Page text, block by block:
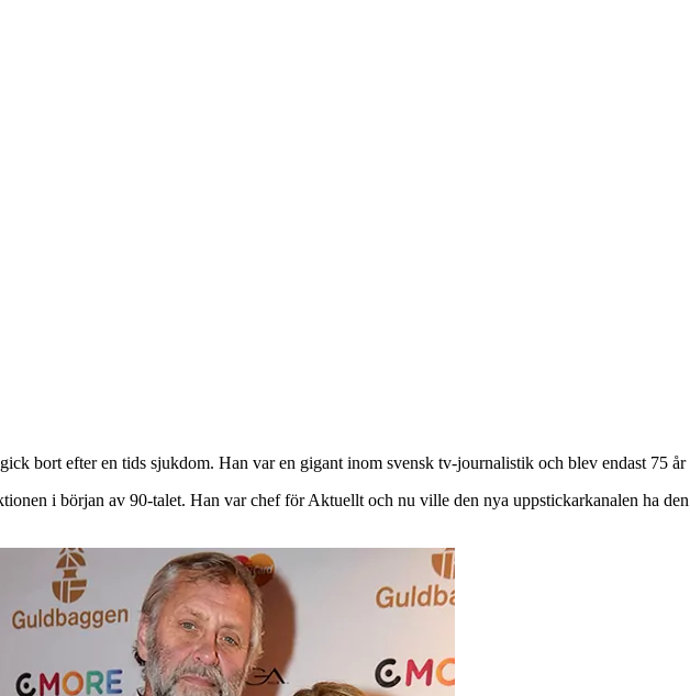
bort efter en tids sjukdom. Han var en gigant inom svensk tv-journalistik och blev endast 75 år
i början av 90-talet. Han var chef för Aktuellt och nu ville den nya uppstickarkanalen ha den